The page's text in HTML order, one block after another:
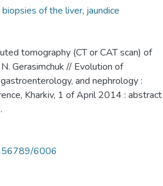
biopsies of the liver, jaundice
tomography (CT or CAT scan) of
Gerasimchuk // Evolution of
and nephrology :
Kharkiv, 1 of April 2014 : abstract
6006